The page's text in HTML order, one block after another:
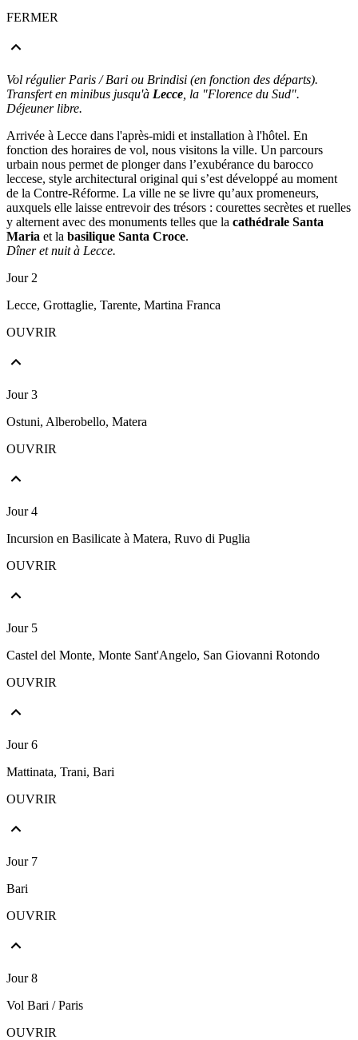
FERMER
Vol régulier Paris / Bari ou Brindisi (en fonction des départs).
Transfert en minibus jusqu'à Lecce , la "Florence du Sud".
Déjeuner libre.
Arrivée à Lecce dans l'après-midi et installation à l'hôtel. En
fonction des horaires de vol, nous visitons la ville. Un parcours
urbain nous permet de plonger dans l’exubérance du barocco
leccese, style architectural original qui s’est développé au moment
de la Contre-Réforme. La ville ne se livre qu’aux promeneurs,
auxquels elle laisse entrevoir des trésors : courettes secrètes et ruelles
y alternent avec des monuments telles que la cathédrale Santa
Maria et la basilique Santa Croce.
Dîner et nuit à Lecce.
Jour 2
Lecce, Grottaglie, Tarente, Martina Franca
OUVRIR
Jour 3
Ostuni, Alberobello, Matera
OUVRIR
Jour 4
Incursion en Basilicate à Matera, Ruvo di Puglia
OUVRIR
Jour 5
Castel del Monte, Monte Sant'Angelo, San Giovanni Rotondo
OUVRIR
Jour 6
Mattinata, Trani, Bari
OUVRIR
Jour 7
Bari
OUVRIR
Jour 8
Vol Bari / Paris
OUVRIR